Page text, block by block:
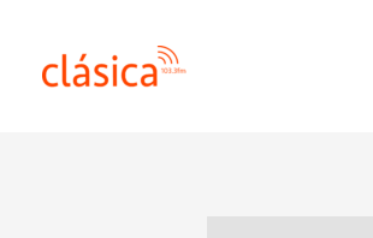
contenido